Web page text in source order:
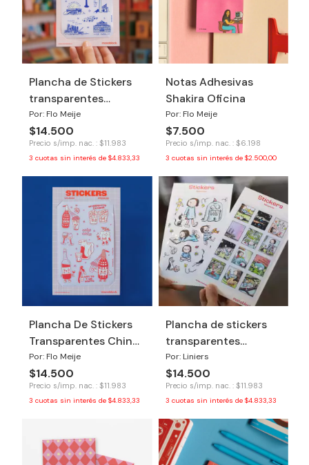
Plancha de Stickers
transparentes
Buenos Aires
Por: Flo Meije
$14.500
Precio s/imp. nac. : $11.983
3 cuotas sin interés de $4.833,33
Notas Adhesivas
Shakira Oficina
Por: Flo Meije
$7.500
Precio s/imp. nac. : $6.198
3 cuotas sin interés de $2.500,00
Plancha De Stickers
Transparentes Chin
Chin
Por: Flo Meije
$14.500
Precio s/imp. nac. : $11.983
3 cuotas sin interés de $4.833,33
Plancha de stickers
transparentes
Macanudo
Por: Liniers
$14.500
Precio s/imp. nac. : $11.983
3 cuotas sin interés de $4.833,33